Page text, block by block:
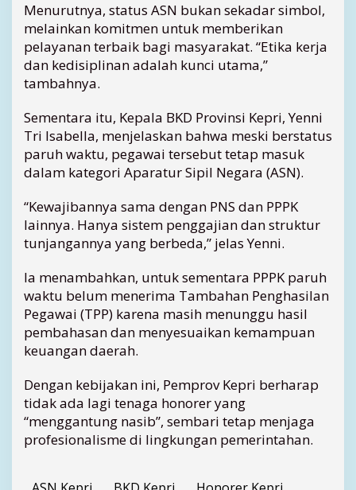
i
B
e
d
y
a
d
e
n
a
n
P
P
K
P
e
n
W
k
t
u
Menurutnya, status ASN bukan sekadar simbol,
melainkan komitmen untuk memberikan
pelayanan terbaik bagi masyarakat. “Etika kerja
dan kedisiplinan adalah kunci utama,”
tambahnya.
Sementara itu, Kepala BKD Provinsi Kepri, Yenni
Tri Isabella, menjelaskan bahwa meski berstatus
paruh waktu, pegawai tersebut tetap masuk
dalam kategori Aparatur Sipil Negara (ASN).
“Kewajibannya sama dengan PNS dan PPPK
lainnya. Hanya sistem penggajian dan struktur
tunjangannya yang berbeda,” jelas Yenni.
Ia menambahkan, untuk sementara PPPK paruh
waktu belum menerima Tambahan Penghasilan
Pegawai (TPP) karena masih menunggu hasil
pembahasan dan menyesuaikan kemampuan
keuangan daerah.
Dengan kebijakan ini, Pemprov Kepri berharap
tidak ada lagi tenaga honorer yang
“menggantung nasib”, sembari tetap menjaga
profesionalisme di lingkungan pemerintahan.